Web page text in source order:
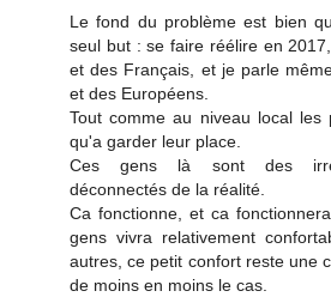
Le fond du problème est bien
seul but : se faire réélire en
et des Français, et je parle
et des Européens.
Tout comme au niveau local les
qu'a garder leur place.
Ces gens là sont des
déconnectés de la réalité.
Ca fonctionne, et ca
gens vivra relativement
autres, ce petit confort reste une
de moins en moins le cas.